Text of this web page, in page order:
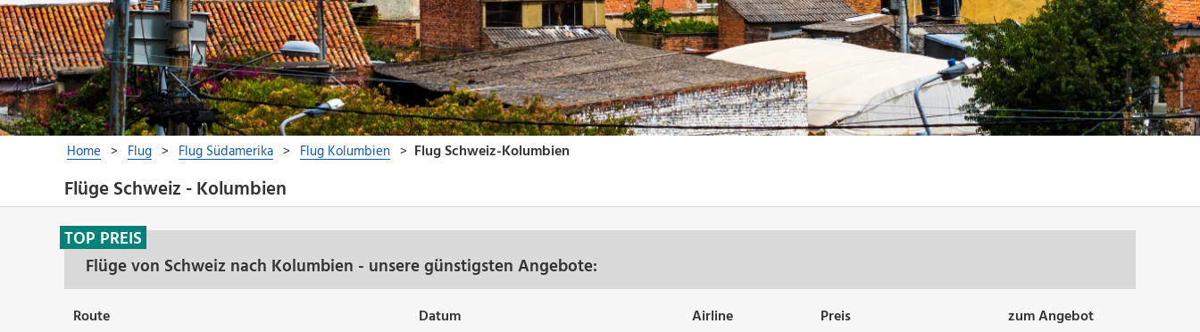
Flüge Schweiz - Kolumbien
Flüge von Schweiz nach Kolumbien - unsere günstigsten Angebote:
TOP PREIS
Route Datum Airline Preis
zum Angebot